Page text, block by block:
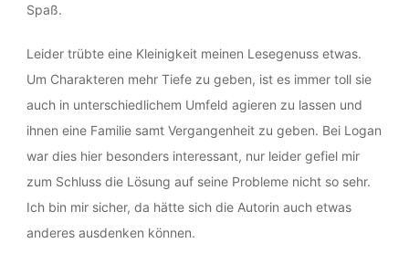
Spaß.
Leider trübte eine Kleinigkeit meinen Lesegenuss etwas.
Um Charakteren mehr Tiefe zu geben, ist es immer toll sie
auch in unterschiedlichem Umfeld agieren zu lassen und
ihnen eine Familie samt Vergangenheit zu geben. Bei Logan
war dies hier besonders interessant, nur leider gefiel mir
zum Schluss die Lösung auf seine Probleme nicht so sehr.
Ich bin mir sicher, da hätte sich die Autorin auch etwas
anderes ausdenken können.